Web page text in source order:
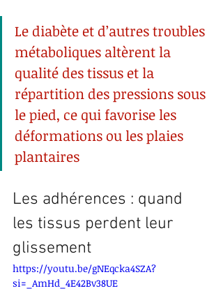
Le diabète et d’autres troubles
métaboliques altèrent la
qualité des tissus et la
répartition des pressions sous
le pied, ce qui favorise les
déformations ou les plaies
plantaires
Les adhérences : quand
les tissus perdent leur
glissement
https://youtu.be/gNEqcka4SZA?
si=_AmHd_4E42Bv38UE